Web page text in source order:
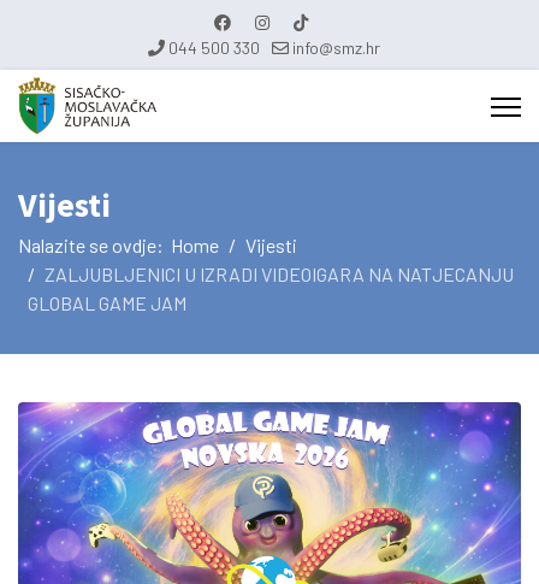
044 500 330 info@smz.hr
Vijesti
Nalazite se ovdje: Home
Vijesti
ZALJUBLJENICI U IZRADI VIDEOIGARA NA NATJECANJU
GLOBAL GAME JAM